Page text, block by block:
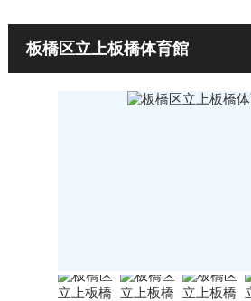
板橋区立上板橋体育館